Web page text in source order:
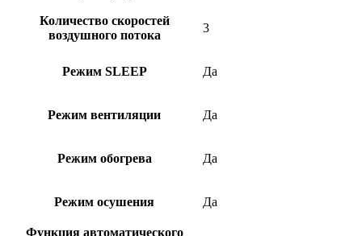
Количество скоростей
воздушного потока
3
Режим SLEEP Да
Режим вентиляции Да
Режим обогрева Да
Режим осушения Да
Функция автоматического